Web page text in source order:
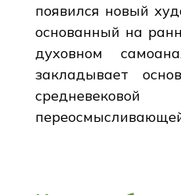
появился новый
основанный на
духовном
закладывает